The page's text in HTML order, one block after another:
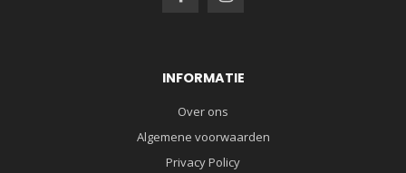
INFORMATIE
Over ons
Algemene voorwaarden
Privacy Policy